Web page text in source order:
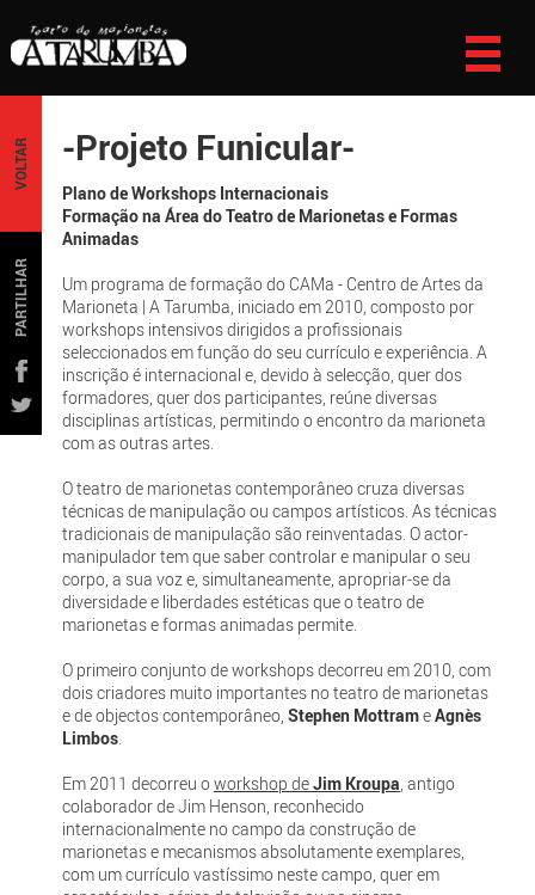
VOLTAR
PARTILHAR
-Projeto Funicular-
Plano de Workshops Internacionais
Formação na Área do Teatro de Marionetas e Formas
Animadas
Um programa de formação do CAMa - Centro de Artes da
Marioneta | A Tarumba, iniciado em 2010, composto por
workshops intensivos dirigidos a profissionais
seleccionados em função do seu currículo e experiência. A
inscrição é internacional e, devido à selecção, quer dos
formadores, quer dos participantes, reúne diversas
disciplinas artísticas, permitindo o encontro da marioneta
com as outras artes.
O teatro de marionetas contemporâneo cruza diversas
técnicas de manipulação ou campos artísticos. As técnicas
tradicionais de manipulação são reinventadas. O actor-
manipulador tem que saber controlar e manipular o seu
corpo, a sua voz e, simultaneamente, apropriar-se da
diversidade e liberdades estéticas que o teatro de
marionetas e formas animadas permite.
O primeiro conjunto de workshops decorreu em 2010, com
dois criadores muito importantes no teatro de marionetas
e de objectos contemporâneo, Stephen MottrameAgnès
Limbos.
Em 2011 decorreu oworkshop deJim Kroupa, antigo
colaborador de Jim Henson, reconhecido
internacionalmente no campo da construção de
marionetas e mecanismos absolutamente exemplares,
com um currículo vastíssimo neste campo, quer em